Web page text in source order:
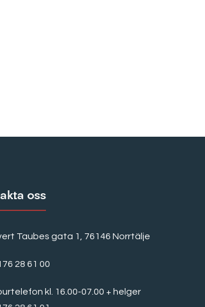
oss
Taubes gata 1, 76146 Norrtälje
28 61 00
kl. 16.00-07.00 + helger